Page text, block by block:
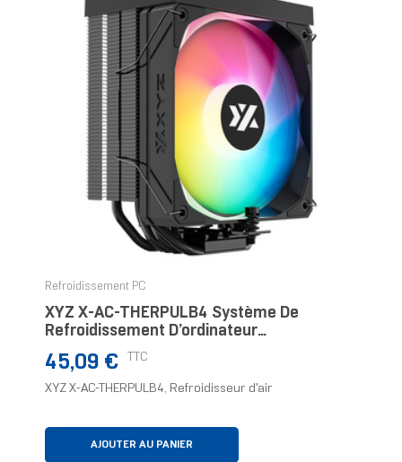
Refroidissement PC
XYZ X-AC-THERPULB4 Système De
Refroidissement D’ordinateur
Refroidisseur D'air
Prix
45,09 € TTC
XYZ X-AC-THERPULB4, Refroidisseur d'air
AJOUTER AU PANIER